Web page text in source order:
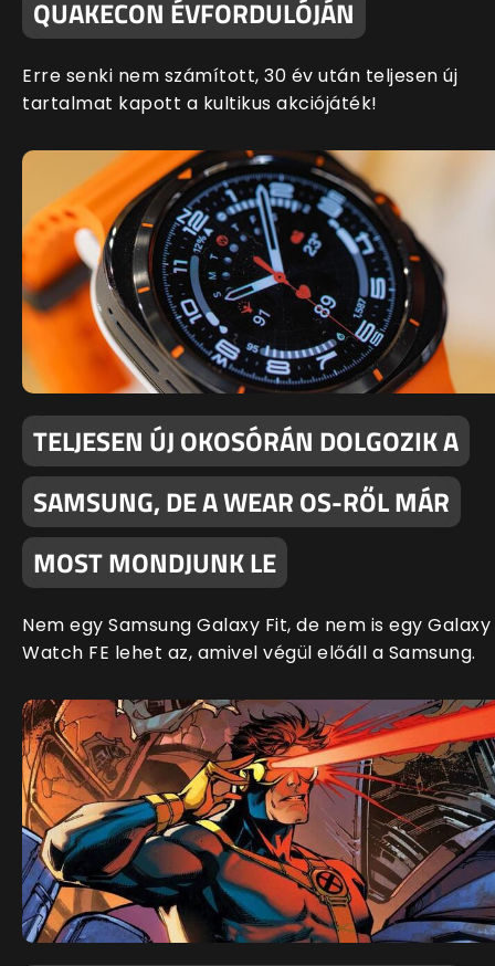
QUAKECON ÉVFORDULÓJÁN
Erre senki nem számított, 30 év után teljesen új
tartalmat kapott a kultikus akciójáték!
TELJESEN ÚJ OKOSÓRÁN DOLGOZIK A
SAMSUNG, DE A WEAR OS-RŐL MÁR
MOST MONDJUNK LE
Nem egy Samsung Galaxy Fit, de nem is egy Galaxy
Watch FE lehet az, amivel végül előáll a Samsung.